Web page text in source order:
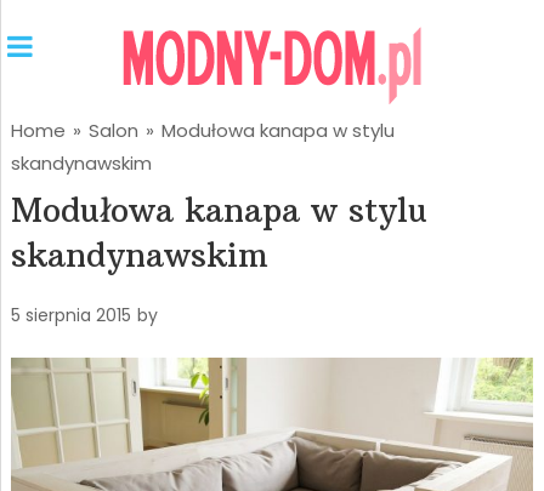
Home » Salon » Modułowa kanapa w stylu
skandynawskim
Modułowa kanapa w stylu
skandynawskim
5 sierpnia 2015 by